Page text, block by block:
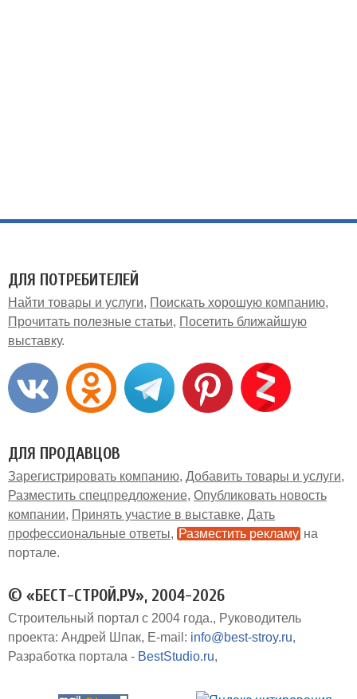
ДЛЯ ПОТРЕБИТЕЛЕЙ
Найти товары и услуги
Поискать хорошую компанию
Прочитать полезные статьи
Посетить ближайшую
выставку
ДЛЯ ПРОДАВЦОВ
Зарегистрировать компанию Добавить товары и услуги
Разместить спецпредложение Опубликовать новость
компании
Принять участие в выставке Дать
профессиональные ответы
Разместить рекламу на
портале
© «БЕСТ-СТРОЙ.РУ», 2004-2026
Строительный портал с 2004 года.
Руководитель
проекта: Андрей Шпак E-mail: info@best-stroy.ru
Разработка портала - BestStudio.ru